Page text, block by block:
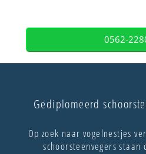
0562-
Gediplomeerd
Op zoek naar vogelnestjes
schoorsteenvegers